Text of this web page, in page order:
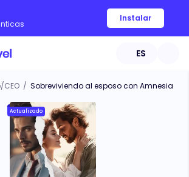
Instalar
ES
CEO / Sobreviviendo al esposo con Amnesia
Actualizado